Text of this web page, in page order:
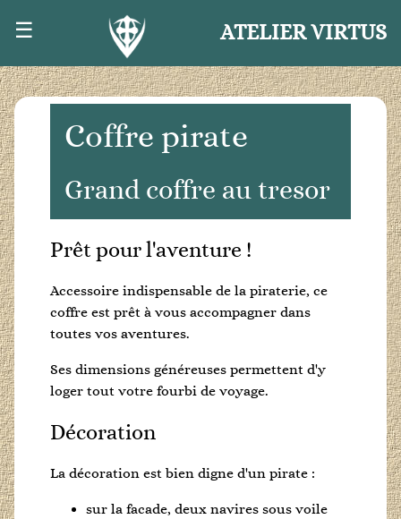
☰ ATELIER VIRTUS
Coffre pirate
Grand coffre au tresor
Prêt pour l'aventure !
Accessoire indispensable de la piraterie, ce
coffre est prêt à vous accompagner dans
toutes vos aventures.
Ses dimensions généreuses permettent d'y
loger tout votre fourbi de voyage.
Décoration
La décoration est bien digne d'un pirate :
sur la facade, deux navires sous voile